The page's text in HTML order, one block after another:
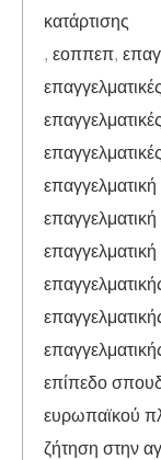
κατάρτισης
, εοππεπ,
επαγγελματική
επίπεδο
ευρωπαϊκού
ζήτηση στην